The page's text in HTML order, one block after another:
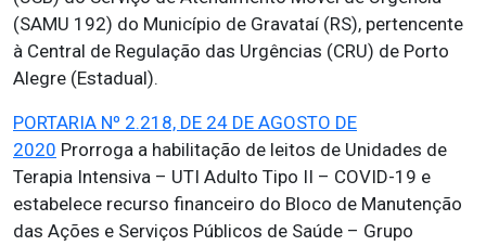
(SAMU 192) do Município de Gravataí (RS), pertencente
à Central de Regulação das Urgências (CRU) de Porto
Alegre (Estadual).
PORTARIA Nº 2.218, DE 24 DE AGOSTO DE
2020 Prorroga a habilitação de leitos de Unidades de
Terapia Intensiva – UTI Adulto Tipo II – COVID-19 e
estabelece recurso financeiro do Bloco de Manutenção
das Ações e Serviços Públicos de Saúde – Grupo